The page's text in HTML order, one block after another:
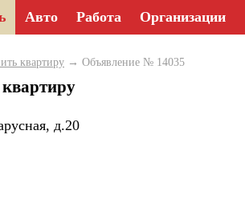
Авто Работа Организации
квартиру → Объявление № 14035
д.20